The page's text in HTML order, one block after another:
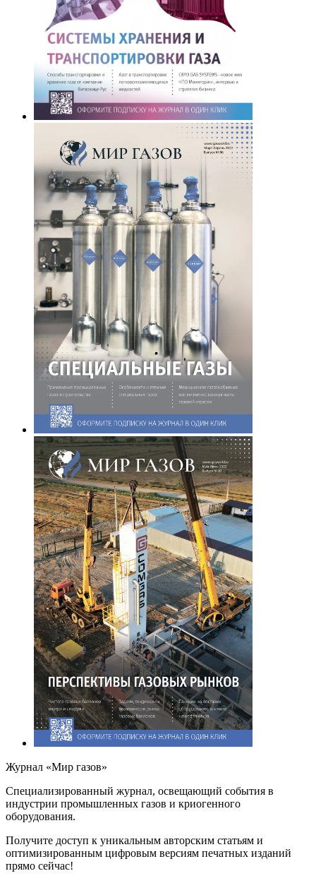
Журнал «Мир газов»
Cпециализированный журнал, освещающий события в
индустрии промышленных газов и криогенного
оборудования.
Получите доступ к уникальным авторским статьям и
оптимизированным цифровым версиям печатных изданий
прямо сейчас!